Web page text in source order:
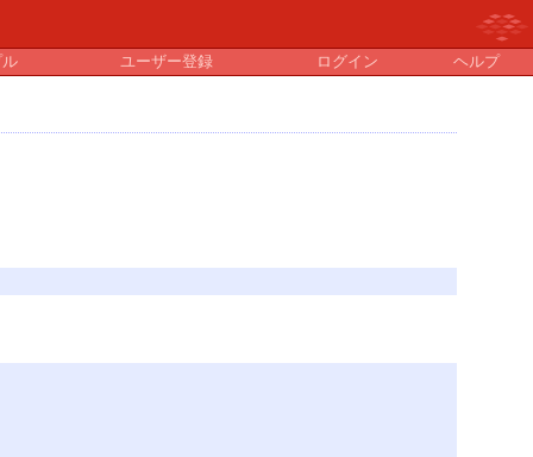
ユーザー登録 ログイン ヘルプ